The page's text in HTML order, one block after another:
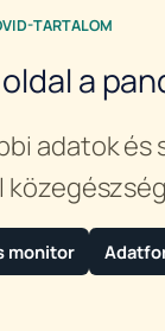
TARTALOM
oldal a
adatok
monitor